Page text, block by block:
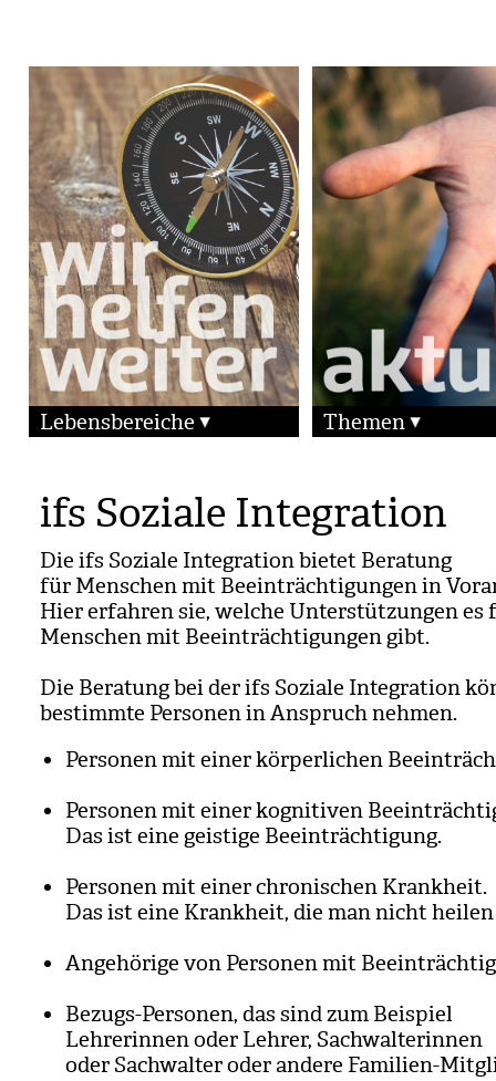
Lebensbereiche Themen
ifs Soziale Integration
Die ifs Soziale Inte­gra­tion bie­tet Bera­tung
für Men­schen mit Beein­träch­ti­gun­gen in
Hier erfah­ren sie, wel­che Unter­stüt­zun­gen es
Men­schen mit Beein­träch­ti­gun­gen gibt.
Die Bera­tung bei der ifs Soziale Inte­gra­tion
bestimmte Per­so­nen in Anspruch neh­men.
Per­so­nen mit einer kör­per­li­chen
Per­so­nen mit einer kogni­ti­ven
Das ist eine geis­tige Beein­träch­ti­gung.
Per­so­nen mit einer chro­ni­schen Krank­heit.
Das ist eine Krank­heit, die man nicht
Ange­hö­rige von Per­so­nen mit
Bezugs-Per­so­nen, das sind zum Bei­spiel
Leh­re­rin­nen oder Leh­rer, Sach­wal­te­rin­nen
oder Sach­wal­ter oder andere Fami­lien-